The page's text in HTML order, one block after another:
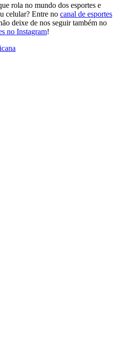
rola no mundo dos esportes e
celular? Entre no canal de esportes
deixe de nos seguir também no
no Instagram!